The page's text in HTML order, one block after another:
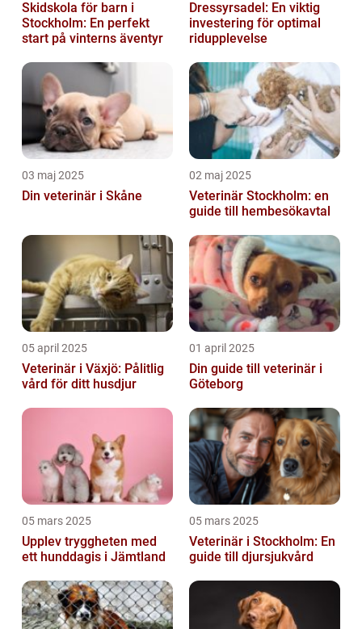
Skidskola för barn i
Stockholm: En perfekt
start på vinterns äventyr
Dressyrsadel: En viktig
investering för optimal
ridupplevelse
03 maj 2025
Din veterinär i Skåne
02 maj 2025
Veterinär Stockholm: en
guide till hembesökavtal
05 april 2025
Veterinär i Växjö: Pålitlig
vård för ditt husdjur
01 april 2025
Din guide till veterinär i
Göteborg
05 mars 2025
Upplev tryggheten med
ett hunddagis i Jämtland
05 mars 2025
Veterinär i Stockholm: En
guide till djursjukvård